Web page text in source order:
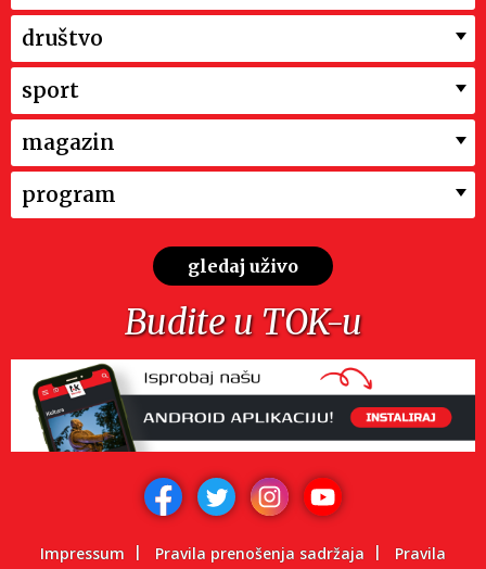
društvo
sport
magazin
program
gledaj uživo
Budite u TOK-u
Impressum Pravila prenošenja sadržaja
Pravila